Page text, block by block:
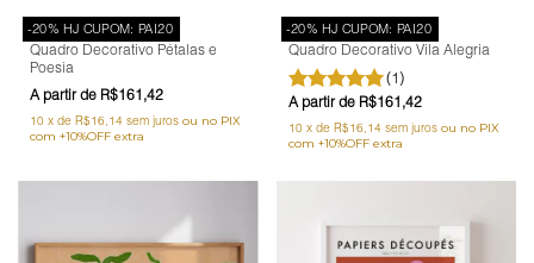
-20% HJ CUPOM: PAI20
Quadro Decorativo Pétalas e
Poesia
R$161,42
10 x de R$16,14 sem juros
-20% HJ CUPOM: PAI20
Quadro Decorativo Vila Alegria
(1)
R$161,42
10 x de R$16,14 sem juros